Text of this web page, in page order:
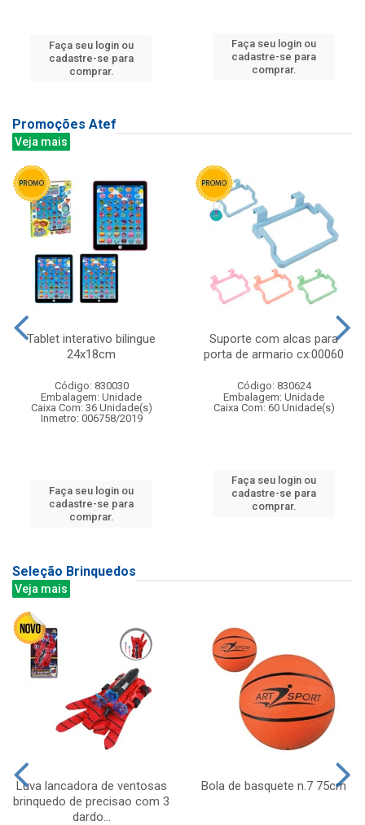
Faça seu login ou
cadastre-se para
comprar.
Faça seu login ou
cadastre-se para
comprar.
Promoções Atef
Veja mais
Tablet interativo bilingue
24x18cm
Código: 830030
Embalagem: Unidade
Caixa Com: 36 Unidade(s)
Inmetro: 006758/2019
Faça seu login ou
cadastre-se para
comprar.
Suporte com alcas para
porta de armario cx:00060
Código: 830624
Embalagem: Unidade
Caixa Com: 60 Unidade(s)
Faça seu login ou
cadastre-se para
comprar.
Seleção Brinquedos
Veja mais
Luva lancadora de ventosas
brinquedo de precisao com 3
dardo...
Bola de basquete n.7 75cm